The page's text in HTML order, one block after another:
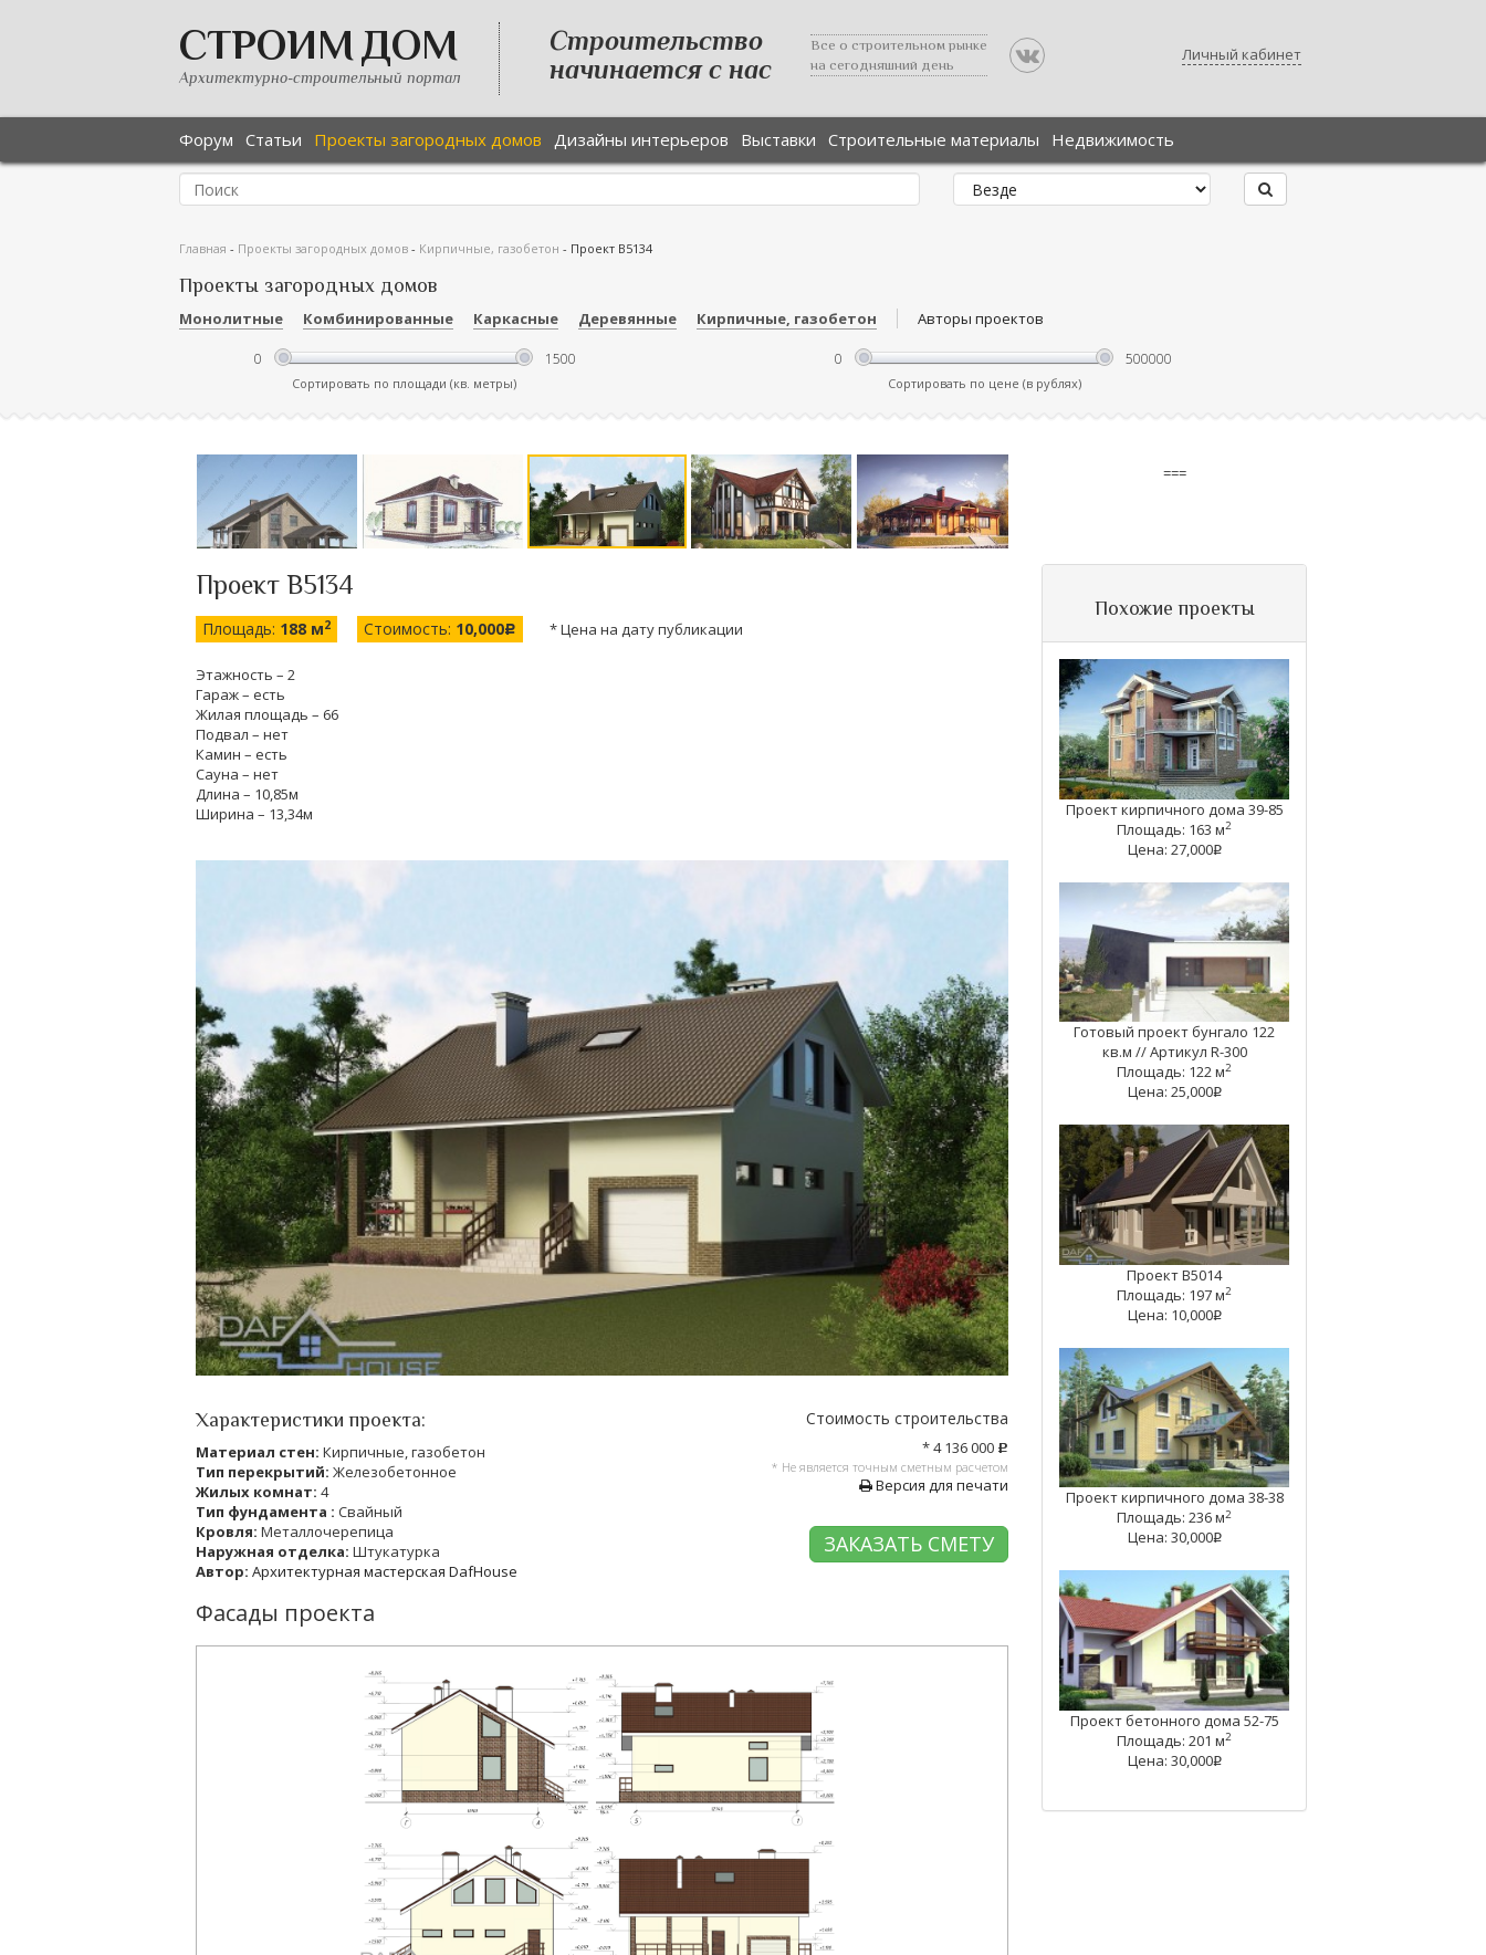
СТРОИМ ДОМ
Архитектурно-строительный портал
Строительство
начинается с нас
Все о строительном рынке
на сегодняшний день
Личный кабинет
Форум Статьи Проекты загородных домов Дизайны интерьеров Выставки Строительные материалы Недвижимость
Главная - Проекты загородных домов - Кирпичные, газобетон - Проект В5134
Проекты загородных домов
Монолитные Комбинированные Каркасные Деревянные Кирпичные, газобетон Авторы проектов
Сортировать по площади (кв. метры) Сортировать по цене (в рублях)
Проект В5134
Площадь: 188 м2 Стоимость: 10,000c * Цена на дату публикации
Этажность – 2
Гараж – есть
Жилая площадь – 66
Подвал – нет
Камин – есть
Сауна – нет
Длина – 10,85м
Ширина – 13,34м
Характеристики проекта:
Материал стен: Кирпичные, газобетон
Тип перекрытий: Железобетонное
Жилых комнат: 4
Тип фундамента : Свайный
Кровля: Металлочерепица
Наружная отделка: Штукатурка
Автор: Архитектурная мастерская DafHouse
Стоимость строительства
* 4 136 000 c
* Не является точным сметным расчетом
Версия для печати
ЗАКАЗАТЬ СМЕТУ
Фасады проекта
===
Похожие проекты
Проект кирпичного дома 39-85
Площадь: 163 м2
Цена: 27,000q
Готовый проект бунгало 122
кв.м // Артикул R-300
Площадь: 122 м2
Цена: 25,000q
Проект В5014
Площадь: 197 м2
Цена: 10,000q
Проект кирпичного дома 38-38
Площадь: 236 м2
Цена: 30,000q
Проект бетонного дома 52-75
Площадь: 201 м2
Цена: 30,000q